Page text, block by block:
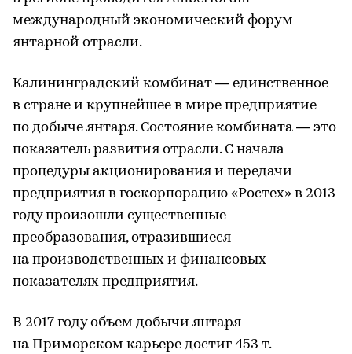
международный экономический форум
янтарной отрасли.
Калининградский комбинат — единственное
в стране и крупнейшее в мире предприятие
по добыче янтаря. Состояние комбината — это
показатель развития отрасли. С начала
процедуры акционирования и передачи
предприятия в госкорпорацию «Ростех» в 2013
году произошли существенные
преобразования, отразившиеся
на производственных и финансовых
показателях предприятия.
В 2017 году объем добычи янтаря
на Приморском карьере достиг 453 т.